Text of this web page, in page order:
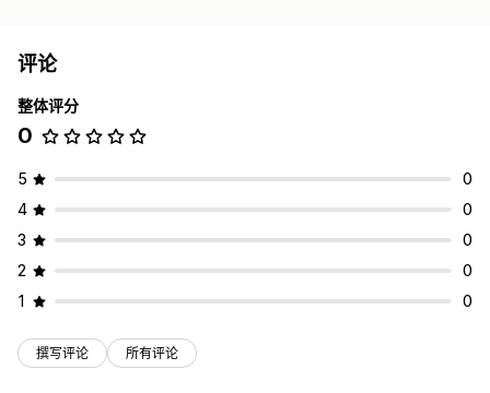
评论
整体评分
0
5
0
4
0
3
0
2
0
1
0
撰写评论 所有评论